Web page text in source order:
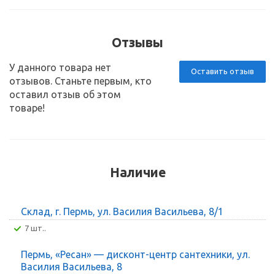
Отзывы
Оставить отзыв
У данного товара нет
отзывов. Станьте первым, кто
оставил отзыв об этом
товаре!
Наличие
Склад, г. Пермь, ул. Василия Васильева, 8/1
7 шт..
Пермь, «Ресан» — дисконт-центр сантехники, ул.
Василия Васильева, 8